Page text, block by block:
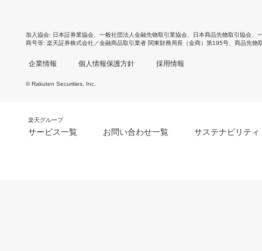
加入協会 日本証券業協会 一般社団法人金融先物取引業協会 日本商品先物取引協会
商号等 楽天証券株式会社／金融商品取引業者 関東財務局長（金商）第195号、商品先物
企業情報 個人情報保護方針 採用情報
© Rakuten Securities, Inc.
楽天グループ
サービス一覧 お問い合わせ一覧 サステナビリティ